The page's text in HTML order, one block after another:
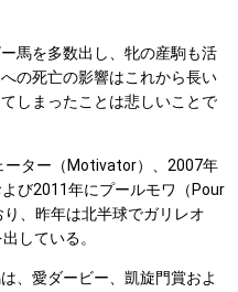
馬を多数出し、牝の産駒も活
の死亡の影響はこれから長い
しまったことは悲しいことで
ター（Motivator）、2007年
び2011年にプールモワ（Pour
、昨年は北半球でガリレオ
している。
、愛ダービー、凱旋門賞およ